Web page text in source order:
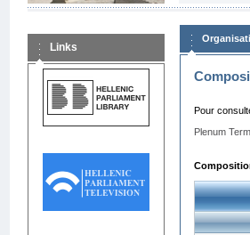
Links
Pour
Plenum